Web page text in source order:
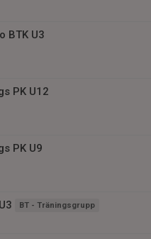
BTK U3
PK U12
PK U9
BT - Träningsgrupp